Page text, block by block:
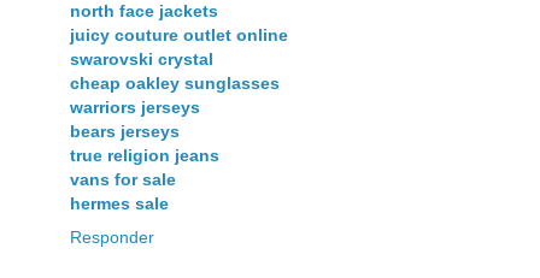
north face jackets
juicy couture outlet online
swarovski crystal
cheap oakley sunglasses
warriors jerseys
bears jerseys
true religion jeans
vans for sale
hermes sale
Responder